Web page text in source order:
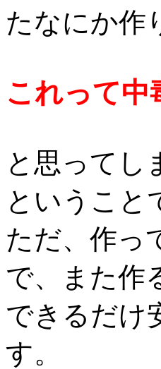
たなにか作
これって中
と思ってし
ということ
ただ、作っ
で、また作
できるだけ
す。